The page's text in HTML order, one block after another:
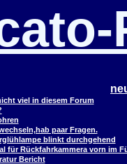
viel in diesem Forum
paar Fragen.
blinkt durchgehend
für Rückfahrkammera vorn im
Bericht